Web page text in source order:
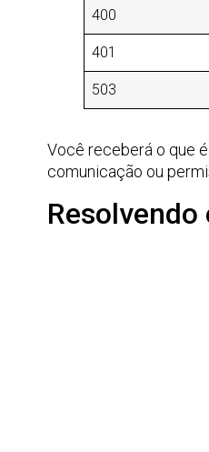
400
401
503
Você receberá o que
comunicação ou